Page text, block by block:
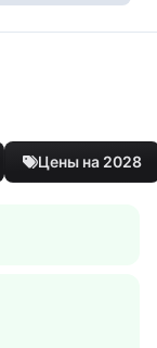
Цены на 2028